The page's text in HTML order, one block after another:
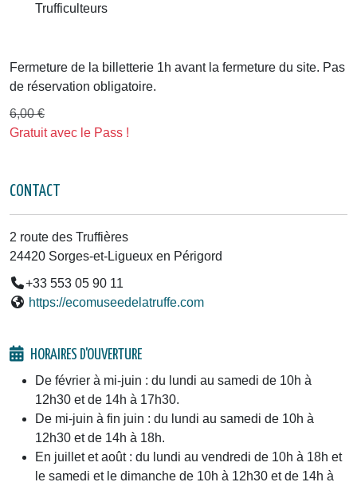
Trufficulteurs
Fermeture de la billetterie 1h avant la fermeture du site. Pas
de réservation obligatoire.
6,00 €
Gratuit avec le Pass !
CONTACT
2 route des Truffières
24420 Sorges-et-Ligueux en Périgord
+33 553 05 90 11
https://ecomuseedelatruffe.com
HORAIRES D'OUVERTURE
De février à mi-juin : du lundi au samedi de 10h à
12h30 et de 14h à 17h30.
De mi-juin à fin juin : du lundi au samedi de 10h à
12h30 et de 14h à 18h.
En juillet et août : du lundi au vendredi de 10h à 18h et
le samedi et le dimanche de 10h à 12h30 et de 14h à